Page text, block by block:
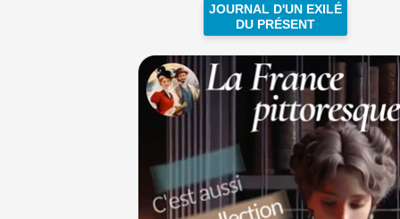
JOURNAL D'UN EXILÉ
DU PRÉSENT